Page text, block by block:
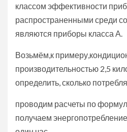
классом эффективности
распространенными среди
являются приборы класса А.
Возьмём,к
производительностью 2,5
определить, сколько
проводим расчеты по
получаем